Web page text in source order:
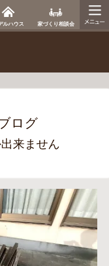
ルハウス 家づくり相談会
ログ
来ません